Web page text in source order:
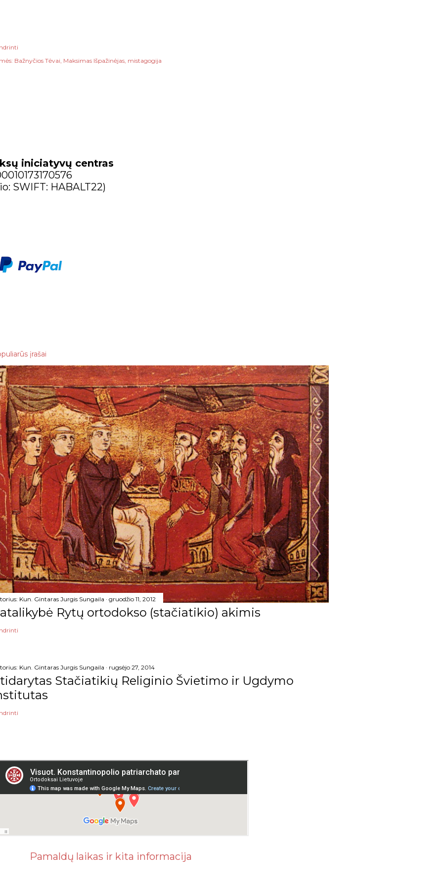
Bažnyčios Tėvai Maksimas Išpažinėjas mistagogija
iniciatyvų centras
SWIFT: HABALT22)
įrašai
Kun. Gintaras Jurgis Sungaila gruodžio 11, 2012
Rytų ortodokso (stačiatikio) akimis
Kun. Gintaras Jurgis Sungaila rugsėjo 27, 2014
Stačiatikių Religinio Švietimo ir Ugdymo
Pamaldų laikas ir kita informacija